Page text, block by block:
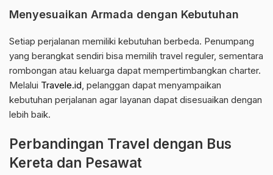
Menyesuaikan Armada dengan Kebutuhan
Setiap perjalanan memiliki kebutuhan berbeda. Penumpang
yang berangkat sendiri bisa memilih travel reguler, sementara
rombongan atau keluarga dapat mempertimbangkan charter.
Melalui Travele.id, pelanggan dapat menyampaikan
kebutuhan perjalanan agar layanan dapat disesuaikan dengan
lebih baik.
Perbandingan Travel dengan Bus
Kereta dan Pesawat